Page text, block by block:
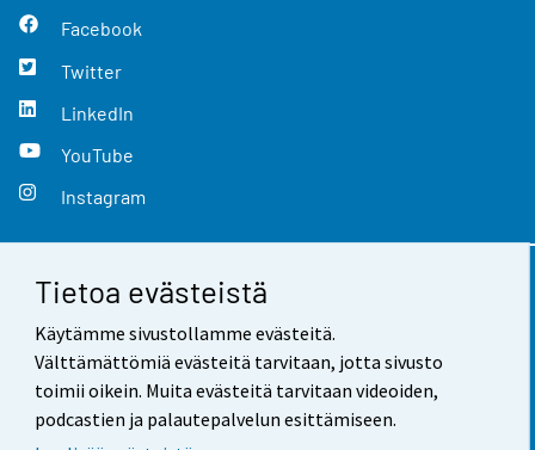
Tietoa evästeistä
Käytämme sivustollamme evästeitä.
Välttämättömiä evästeitä tarvitaan, jotta sivusto
toimii oikein. Muita evästeitä tarvitaan videoiden,
podcastien ja palautepalvelun esittämiseen.
Facebook
Twitter
LinkedIn
YouTube
Instagram
Yhteystiedot
Palaute
Käyttöehdot